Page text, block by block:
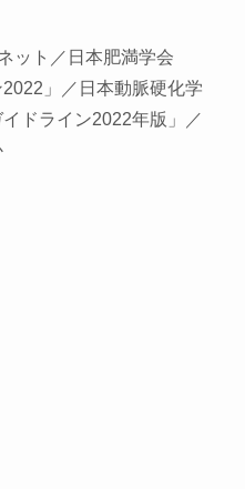
ット／日本肥満学会
」／日本動脈硬化学
ドライン2022年版」／